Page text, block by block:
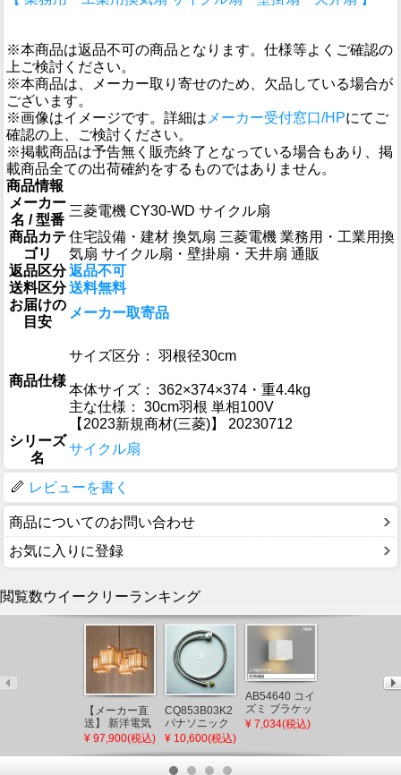
※本商品は返品不可の商品となります。仕様等よくご確認の
上ご検討ください。
※本商品は、メーカー取り寄せのため、欠品している場合が
ございます。
※画像はイメージです。詳細は メーカー受付窓口/HPにてご
確認の上、ご検討ください。
※掲載商品は予告無く販売終了となっている場合もあり、掲
載商品全ての出荷確約をするものではありません。
商品情報
メーカー
名 / 型番
三菱電機 CY30-WD サイクル扇
商品カテ
ゴリ
住宅設備・建材 換気扇 三菱電機 業務用・工業用換
気扇 サイクル扇・壁掛扇・天井扇 通販
返品区分返品不可
送料区分送料無料
お届けの
目安
メーカー取寄品
商品仕様
サイズ区分： 羽根径30cm
本体サイズ： 362×374×374・重4.4kg
主な仕様： 30cm羽根 単相100V
【2023新規商材(三菱)】 20230712
シリーズ
名
サイクル扇
レビューを書く
商品についてのお問い合わせ
お気に入りに登録
閲覧数ウイークリーランキング
【メーカー直
送】 新洋電気
冊 和風ペンダ
¥ 97,900(税込)
CQ853B03K2
パナソニック
シャワーホー
¥ 10,600(税込)
AB54640 コイ
ズミ ブラケッ
トライト LED
似品)
¥ 7,034(税込)